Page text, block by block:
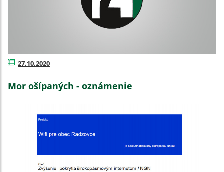
27.10.2020
Mor ošípaných - oznámenie